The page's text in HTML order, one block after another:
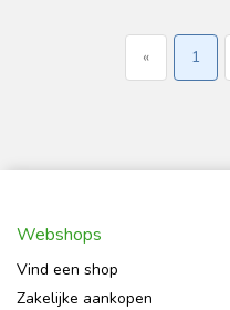
« 1
Webshops
Vind een shop
Zakelijke aankopen